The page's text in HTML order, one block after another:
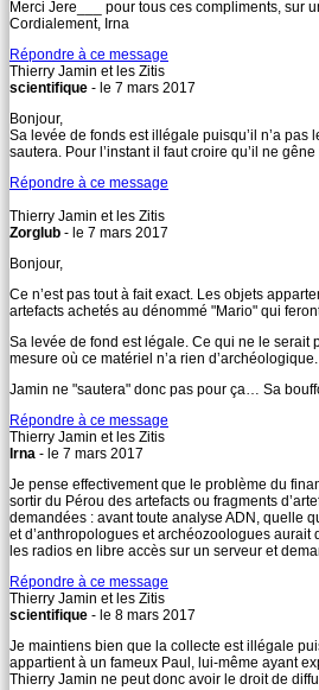
Merci Jere___ pour tous ces compliments, sur
Cordialement, Irna
Répondre à ce message
Thierry Jamin et les Zitis
scientifique - le 7 mars 2017
Bonjour,
Sa levée de fonds est illégale puisqu’il n’a
sautera. Pour l’instant il faut croire qu’il ne
Répondre à ce message
Thierry Jamin et les Zitis
Zorglub - le 7 mars 2017
Bonjour,
Ce n’est pas tout à fait exact. Les objets
artefacts achetés au dénommé "Mario" qui
Sa levée de fond est légale. Ce qui ne le serait
mesure où ce matériel n’a rien
Jamin ne "sautera" donc pas pour ça… Sa
Répondre à ce message
Thierry Jamin et les Zitis
Irna - le 7 mars 2017
Je pense effectivement que le problème du
sortir du Pérou des artefacts ou fragments
demandées : avant toute analyse ADN, quelle
et d’anthropologues et archéozoologues
les radios en libre accès sur un serveur et
Répondre à ce message
Thierry Jamin et les Zitis
scientifique - le 8 mars 2017
Je maintiens bien que la collecte est illégale
appartient à un fameux Paul, lui-même ayant
Thierry Jamin ne peut donc avoir le droit de